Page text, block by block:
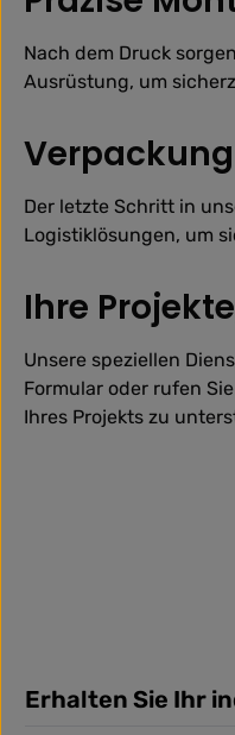
Nach dem Druck
Ausrüstung, um
Der letzte Schritt in
Logistiklösungen, um
Ihre
Unsere speziellen
Formular oder rufen
Ihres Projekts zu
Erhalten Sie Ihr